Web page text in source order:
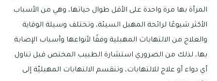
المرأة بها مرة واحدة على الأقل طوال حياتها، وهي من الأسباب
الأكثر شيوعًا لرائحة المهبل السيئة، وتختلف وسيلة الوقاية
والعلاج من الالتهابات المهبلية وفقًا لأنواعها وأسباب الإصابة
بها، لذلك من الضروري استشارة الطبيب المختص قبل تناول
أي دواء أو علاج للالتهابات، وتنقسم الالتهابات المهبليّة إلى